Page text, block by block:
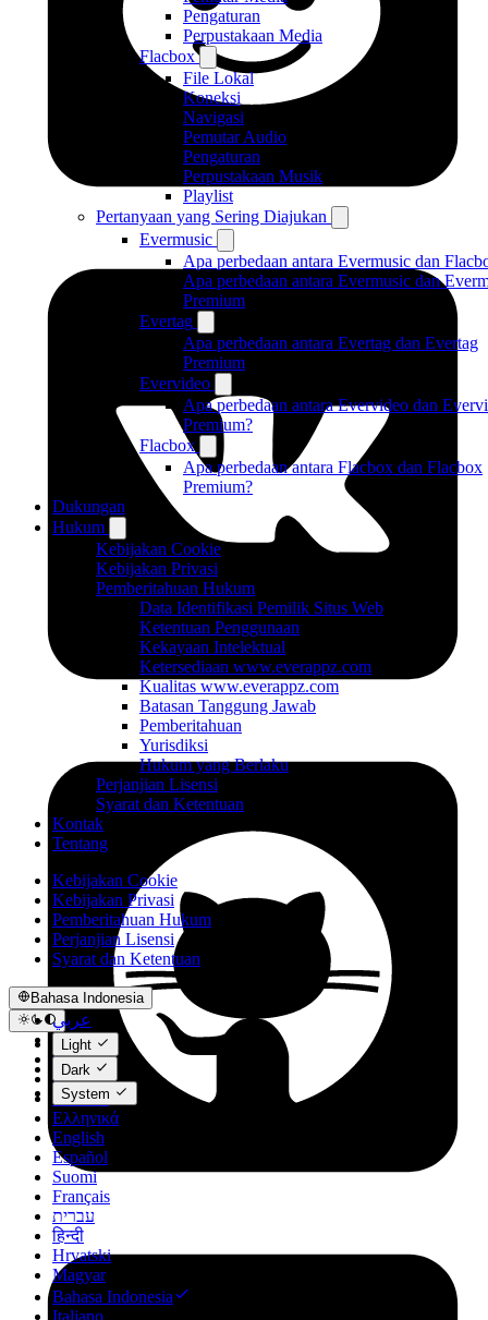
Pengaturan
Perpustakaan Media
Flacbox
File Lokal
Koneksi
Navigasi
Pemutar Audio
Pengaturan
Perpustakaan Musik
Playlist
Pertanyaan yang Sering Diajukan
Evermusic
Apa perbedaan antara Evermusic dan
Apa perbedaan antara Evermusic dan
Premium
Evertag
Apa perbedaan antara Evertag dan Evertag
Premium
Evervideo
Apa perbedaan antara Evervideo dan
Premium?
Flacbox
Apa perbedaan antara Flacbox dan Flacbox
Premium?
Dukungan
Hukum
Kebijakan Cookie
Kebijakan Privasi
Pemberitahuan Hukum
Data Identifikasi Pemilik Situs Web
Ketentuan Penggunaan
Kekayaan Intelektual
Ketersediaan www.everappz.com
Kualitas www.everappz.com
Batasan Tanggung Jawab
Pemberitahuan
Yurisdiksi
Hukum yang Berlaku
Perjanjian Lisensi
Syarat dan Ketentuan
Kontak
Tentang
Kebijakan Cookie
Kebijakan Privasi
Pemberitahuan Hukum
Perjanjian Lisensi
Syarat dan Ketentuan
Bahasa Indonesia
عربي
Català
Čeština
Dansk
Deutsch
Ελληνικά
English
Español
Suomi
Français
עברית
हिन्दी
Hrvatski
Magyar
Bahasa Indonesia
Italiano
Light
Dark
System